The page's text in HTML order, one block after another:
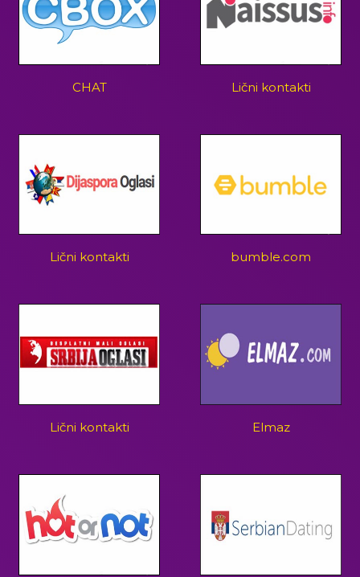
CHAT Lični kontakti
Lični kontakti bumble.com
Lični kontakti Elmaz